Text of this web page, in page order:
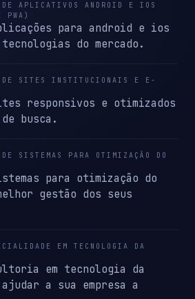
DE APLICATIVOS ANDROID E IOS
para android e ios
do mercado.
DE SITES INSTITUCIONAIS E E-
responsivos e otimizados
busca.
SISTEMAS PARA OTIMIZAÇÃO DO
para otimização do
gestão dos seus
EM TECNOLOGIA DA
em tecnologia da
a sua empresa a